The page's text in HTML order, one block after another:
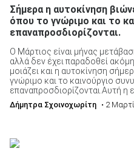
Σήμερα η αυτοκίνηση
όπου το γνώριμο και το
επαναπροσδιορίζονται.
Ο Μάρτιος είναι μήνας
αλλά δεν έχει παραδοθεί
μοιάζει και η αυτοκίνηση
γνώριμο και το καινούργιο
επαναπροσδιορίζονται.Αυτή η
Δήμητρα Σχοινοχωρίτη • 2